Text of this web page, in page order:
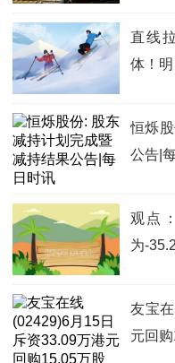
直线
体！
恒烁
公告|
观点
为-
友宝
元回